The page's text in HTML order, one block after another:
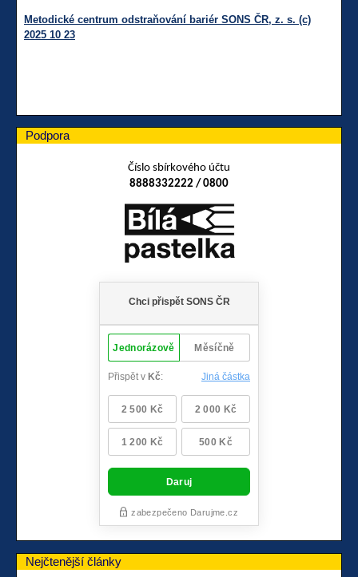
Metodické centrum odstraňování bariér SONS ČR, z. s. (c)
2025 10 23
Podpora
Číslo sbírkového účtu
8888332222 / 0800
Nejčtenější články